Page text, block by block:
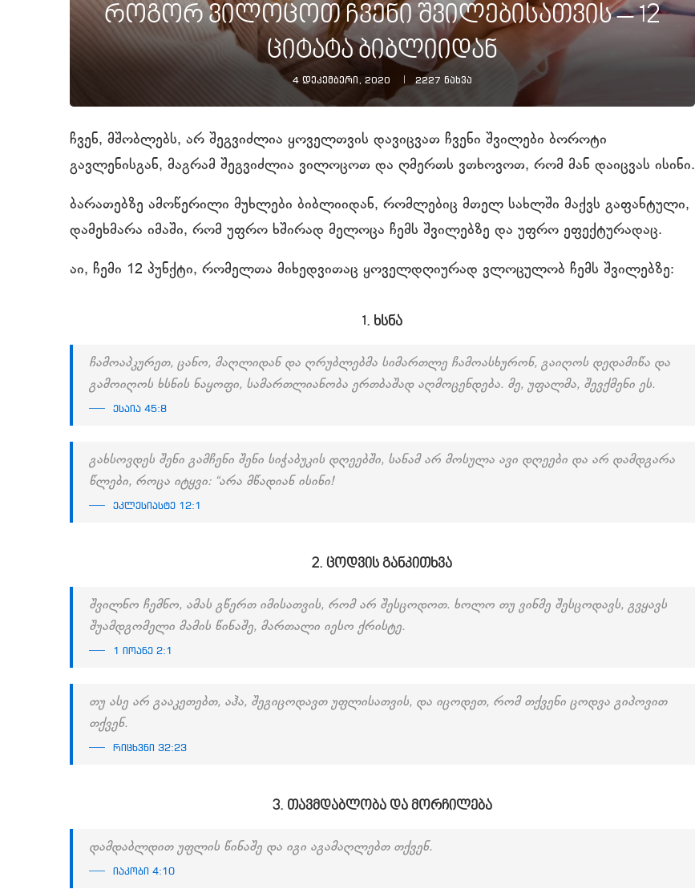
როგორ ვილოცოთ ჩვენი შვილებისათვის – 12
ციტატა ბიბლიიდან
4 დეკემბერი, 2020 2227 ნახვა
ჩვენ, მშობლებს, არ შეგვიძლია ყოველთვის დავიცვათ ჩვენი შვილები ბოროტი
გავლენისგან, მაგრამ შეგვიძლია ვილოცოთ და ღმერთს ვთხოვოთ, რომ მან დაიცვას ისინი.
ბარათებზე ამოწერილი მუხლები ბიბლიიდან, რომლებიც მთელ სახლში მაქვს გაფანტული,
დამეხმარა იმაში, რომ უფრო ხშირად მელოცა ჩემს შვილებზე და უფრო ეფექტურადაც.
აი, ჩემი 12 პუნქტი, რომელთა მიხედვითაც ყოველდღიურად ვლოცულობ ჩემს შვილებზე:
1. ხსნა
ჩამოაპკურეთ, ცანო, მაღლიდან და ღრუბლებმა სიმართლე ჩამოასხურონ, გაიღოს დედამიწა და
გამოიღოს ხსნის ნაყოფი, სამართლიანობა ერთბაშად აღმოცენდება. მე, უფალმა, შევქმენი ეს.
ესაია 45:8
გახსოვდეს შენი გამჩენი შენი სიჭაბუკის დღეებში, სანამ არ მოსულა ავი დღეები და არ დამდგარა
წლები, როცა იტყვი: “არა მწადიან ისინი!
ეკლესიასტე 12:1
2. ცოდვის განკითხვა
შვილნო ჩემნო, ამას გწერთ იმისათვის, რომ არ შესცოდოთ. ხოლო თუ ვინმე შესცოდავს, გვყავს
შუამდგომელი მამის წინაშე, მართალი იესო ქრისტე.
1 იოანე 2:1
თუ ასე არ გააკეთებთ, აჰა, შეგიცოდავთ უფლისათვის, და იცოდეთ, რომ თქვენი ცოდვა გიპოვით
თქვენ.
რიცხვნი 32:23
3. თავმდაბლობა და მორჩილება
დამდაბლდით უფლის წინაშე და იგი აგამაღლებთ თქვენ.
იაკობი 4:10